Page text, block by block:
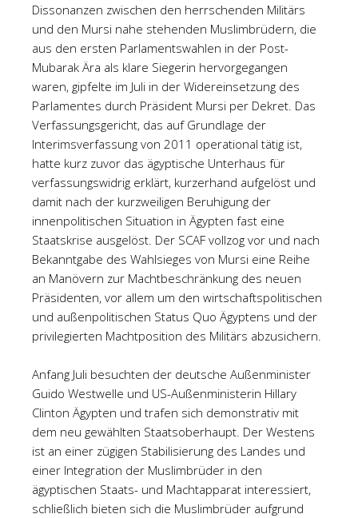
Dissonanzen zwischen den herrschenden Militärs
und den Mursi nahe stehenden Muslimbrüdern, die
aus den ersten Parlamentswahlen in der Post-
Mubarak Ära als klare Siegerin hervorgegangen
waren, gipfelte im Juli in der Widereinsetzung des
Parlamentes durch Präsident Mursi per Dekret. Das
Verfassungsgericht, das auf Grundlage der
Interimsverfassung von 2011 operational tätig ist,
hatte kurz zuvor das ägyptische Unterhaus für
verfassungswidrig erklärt, kurzerhand aufgelöst und
damit nach der kurzweiligen Beruhigung der
innenpolitischen Situation in Ägypten fast eine
Staatskrise ausgelöst. Der SCAF vollzog vor und nach
Bekanntgabe des Wahlsieges von Mursi eine Reihe
an Manövern zur Machtbeschränkung des neuen
Präsidenten, vor allem um den wirtschaftspolitischen
und außenpolitischen Status Quo Ägyptens und der
privilegierten Machtposition des Militärs abzusichern.
Anfang Juli besuchten der deutsche Außenminister
Guido Westwelle und US-Außenministerin Hillary
Clinton Ägypten und trafen sich demonstrativ mit
dem neu gewählten Staatsoberhaupt. Der Westens
ist an einer zügigen Stabilisierung des Landes und
einer Integration der Muslimbrüder in den
ägyptischen Staats- und Machtapparat interessiert,
schließlich bieten sich die Muslimbrüder aufgrund